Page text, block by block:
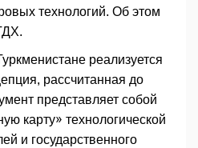
технологий. Об этом
реализуется
рассчитанная до
представляет собой
карту» технологической
и государственного